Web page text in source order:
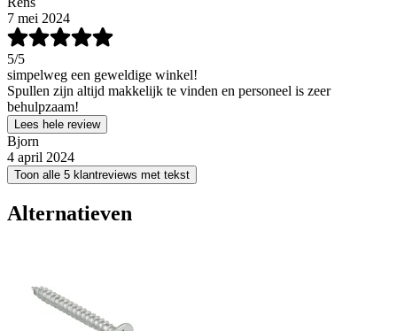
7 mei 2024
5/5
simpelweg een geweldige winkel!
Spullen zijn altijd makkelijk te vinden en personeel is zeer
behulpzaam!
Lees hele review
Bjorn
4 april 2024
Toon alle 5 klantreviews met tekst
Alternatieven